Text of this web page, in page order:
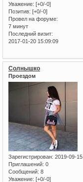
Уважение: [+0/-0]
Позитив: [+0/-0]
Провел на форуме:
7 минут
Последний визит:
2017-01-20 15:09:09
Солнышко
Проездом
Зарегистрирован: 2019-09-15
Приглашений: 0
Сообщений: 8
Уважение: [+0/-0]